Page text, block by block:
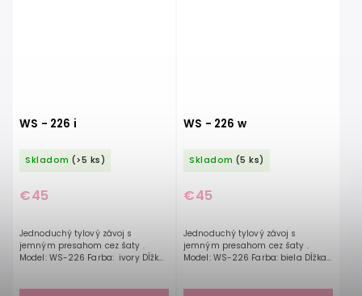
WS - 226 i
Skladom (>5 ks)
€45
Jednoduchý tylový závoj s
jemným presahom cez šaty .
Model: WS-226 Farba: ivory Dĺžka:
WS - 226 w
Skladom (5 ks)
€45
Jednoduchý tylový závoj s
jemným presahom cez šaty .
Model: WS-226 Farba: biela Dĺžka: